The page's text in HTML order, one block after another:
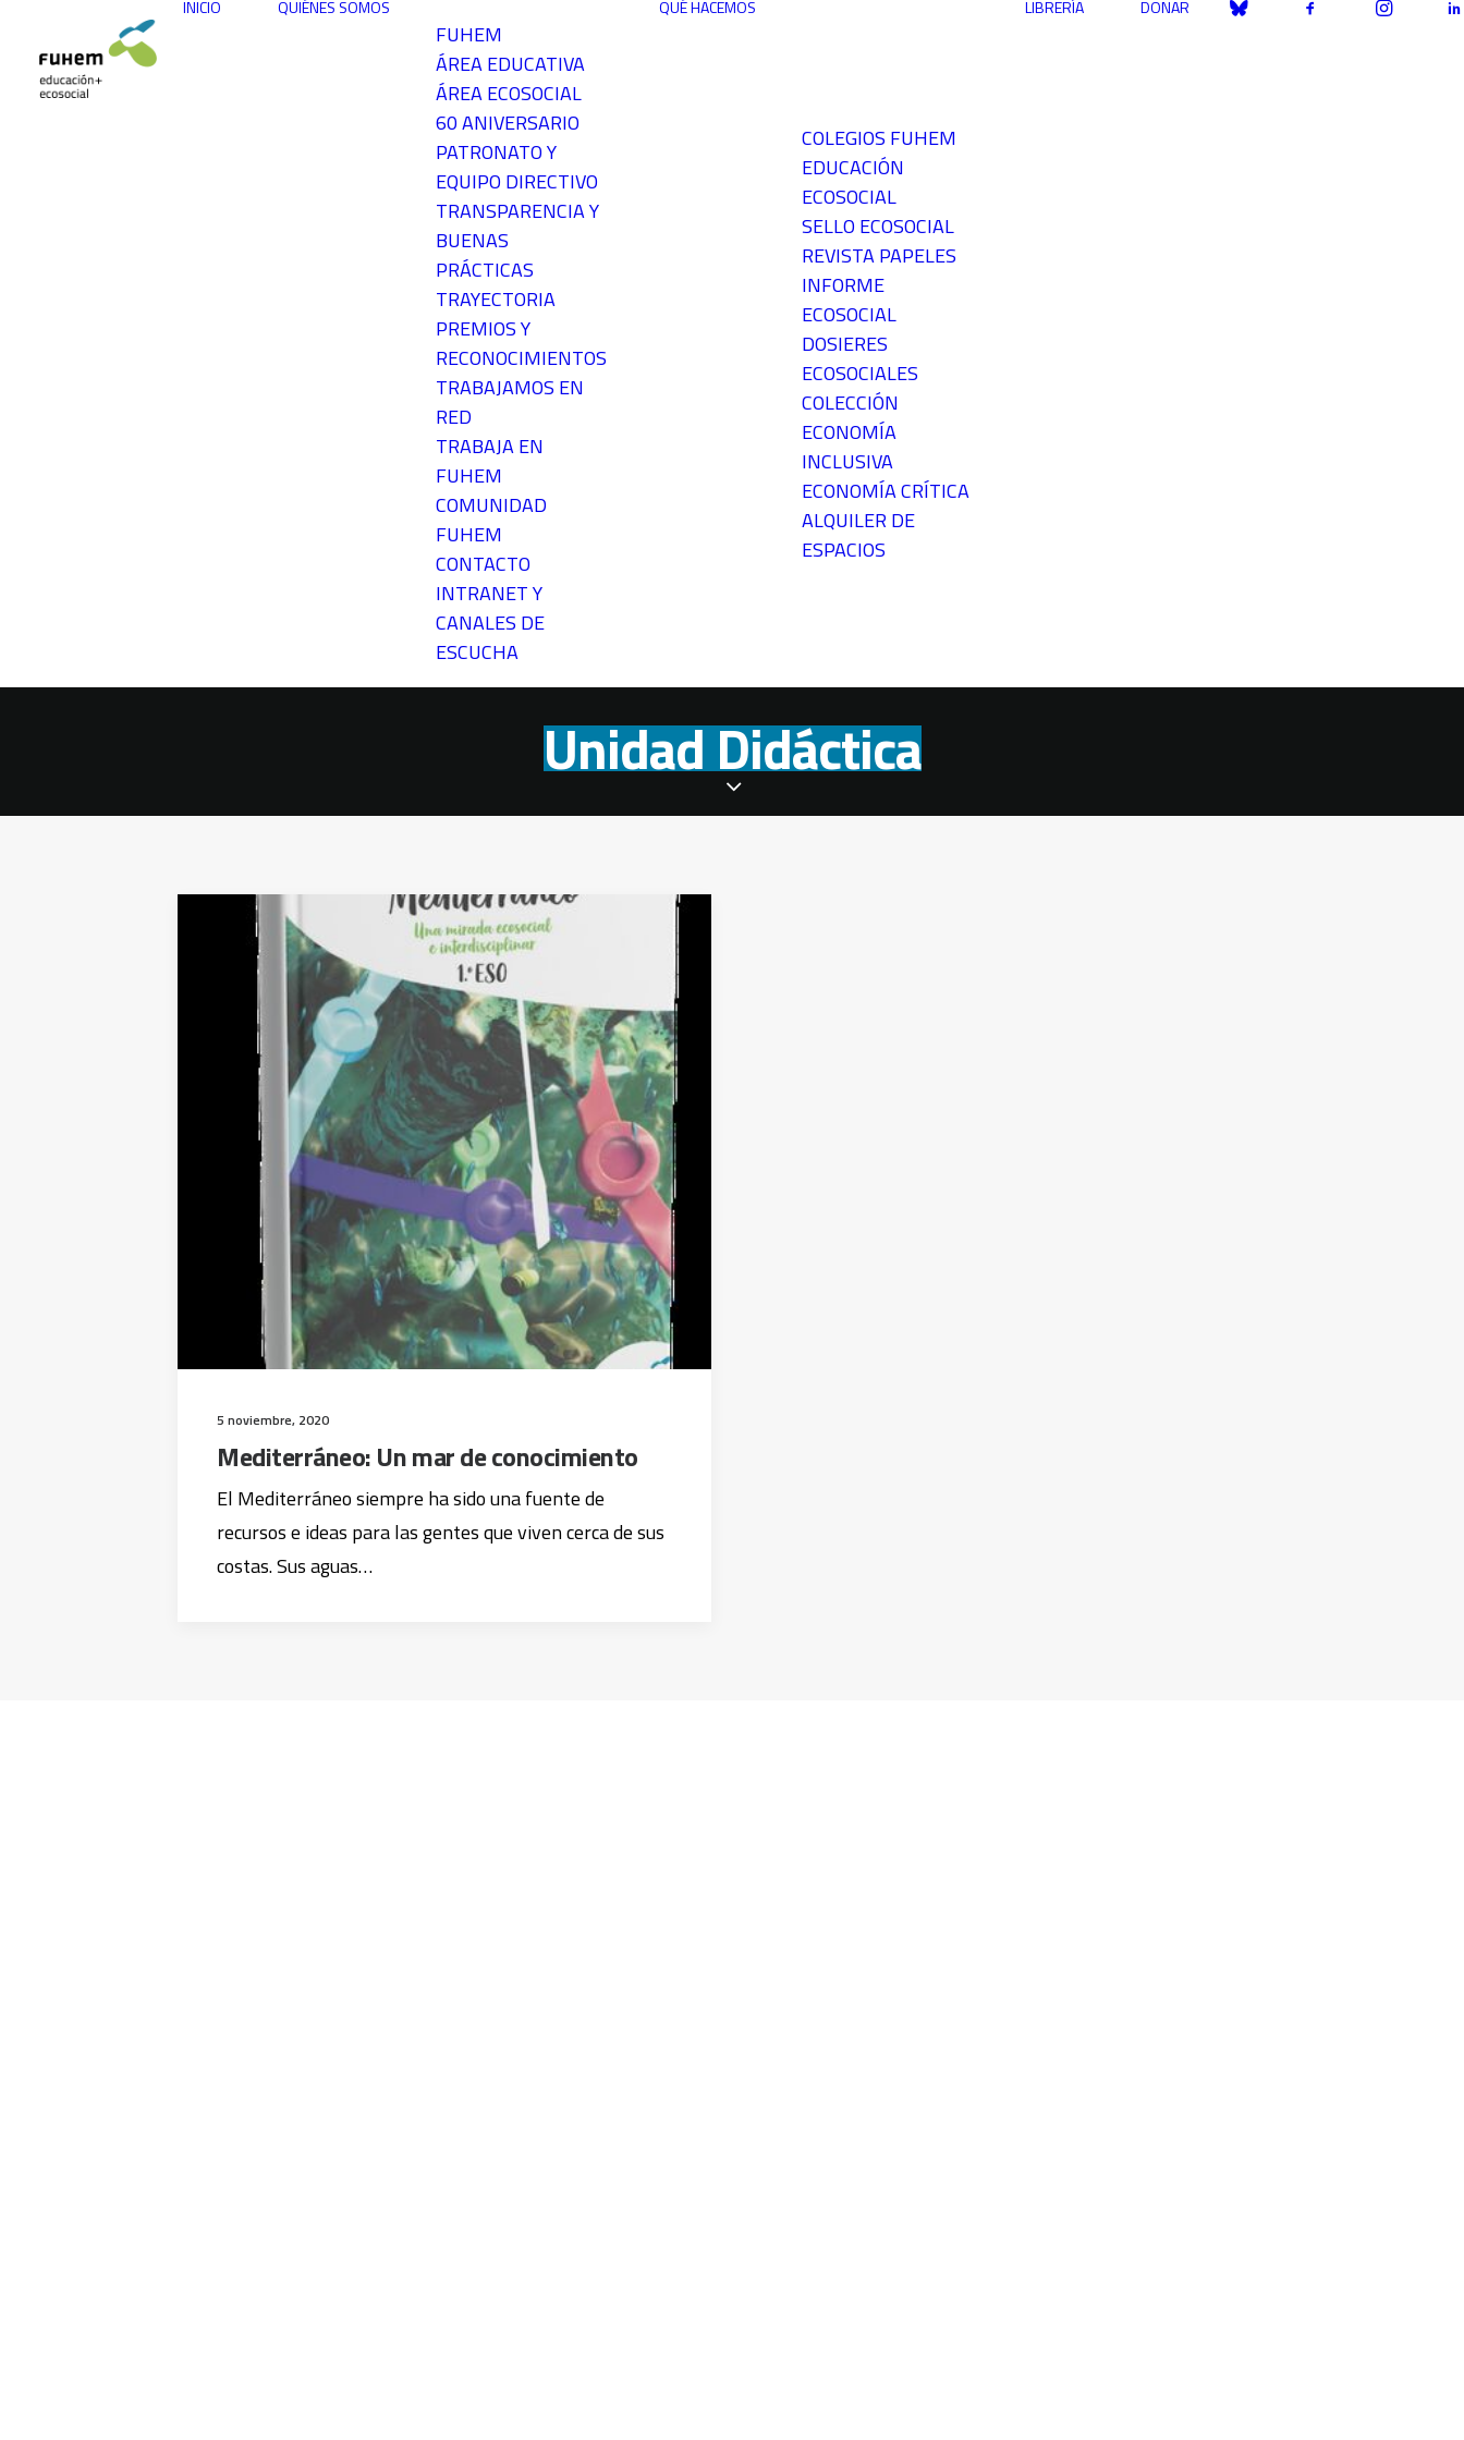
INICIO QUIÉNES SOMOS
FUHEM
ÁREA EDUCATIVA
ÁREA ECOSOCIAL
60 ANIVERSARIO
PATRONATO Y
EQUIPO DIRECTIVO
TRANSPARENCIA Y
BUENAS
PRÁCTICAS
TRAYECTORIA
PREMIOS Y
RECONOCIMIENTOS
TRABAJAMOS EN
RED
TRABAJA EN
FUHEM
COMUNIDAD
FUHEM
CONTACTO
INTRANET Y
CANALES DE
ESCUCHA
QUÉ HACEMOS
COLEGIOS FUHEM
EDUCACIÓN
ECOSOCIAL
SELLO ECOSOCIAL
REVISTA PAPELES
INFORME
ECOSOCIAL
DOSIERES
ECOSOCIALES
COLECCIÓN
ECONOMÍA
INCLUSIVA
ECONOMÍA CRÍTICA
ALQUILER DE
ESPACIOS
LIBRERÍA DONAR
Unidad Didáctica
5 noviembre, 2020
Mediterráneo: Un mar de conocimiento
El Mediterráneo siempre ha sido una fuente de
recursos e ideas para las gentes que viven cerca de sus
costas. Sus aguas…